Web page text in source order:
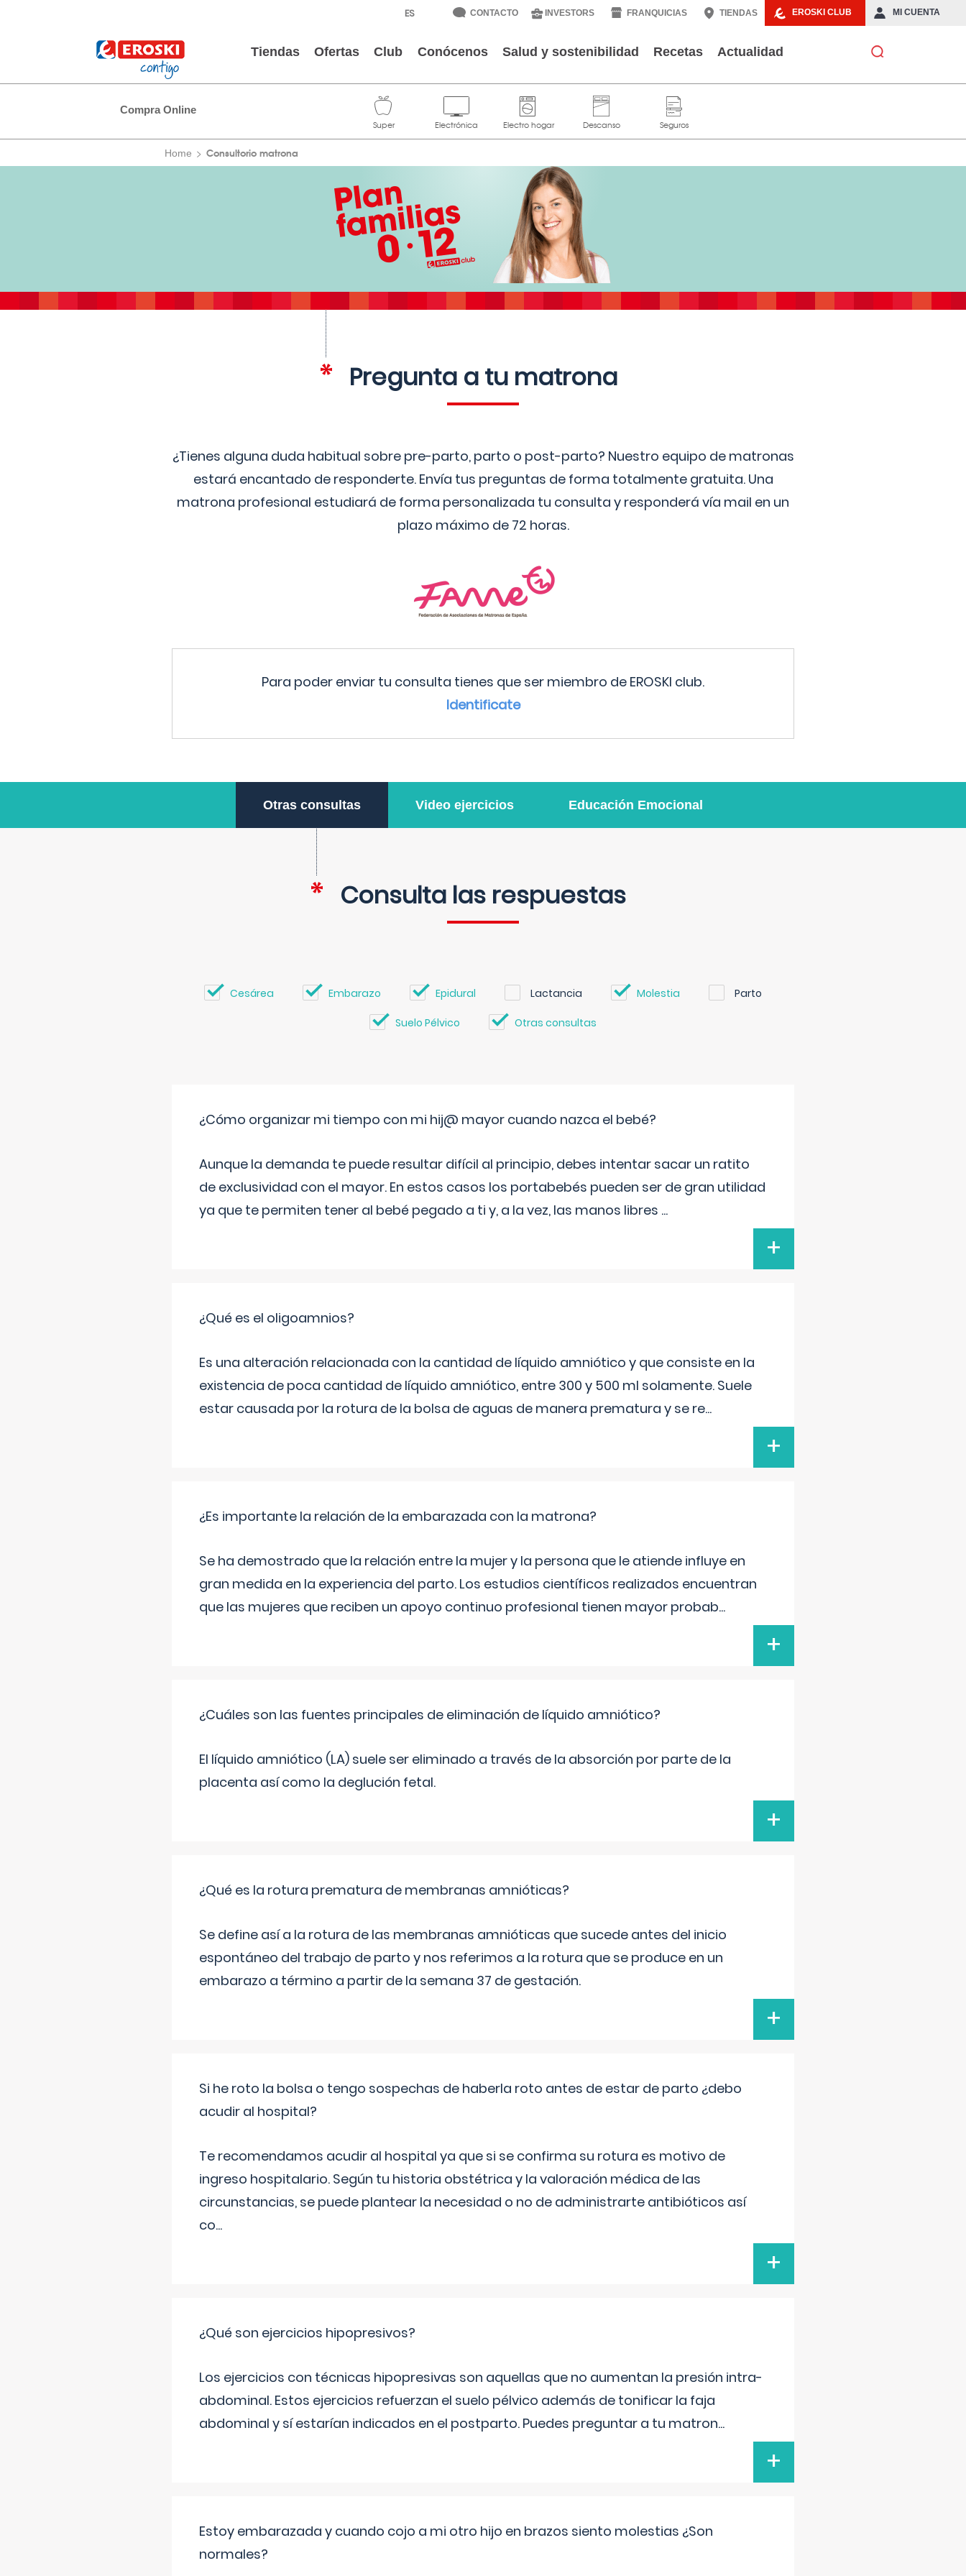
EROSKI CLUB MI CUENTA
CONTACTO INVESTORS FRANQUICIAS TIENDAS
Tiendas Ofertas Club Conócenos Salud y sostenibilidad Recetas Actualidad
Compra Online
Home Consultorio matrona
Pregunta a tu matrona
¿Tienes alguna duda habitual sobre pre-parto, parto o post-parto? Nuestro equipo de matronas
estará encantado de responderte. Envía tus preguntas de forma totalmente gratuita. Una
matrona profesional estudiará de forma personalizada tu consulta y responderá vía mail en un
plazo máximo de 72 horas.
Para poder enviar tu consulta tienes que ser miembro de EROSKI club.
Identificate
Otras consultas Video ejercicios Educación Emocional
Consulta las respuestas
Cesárea Embarazo Epidural Lactancia Molestia Parto
Suelo Pélvico Otras consultas
¿Cómo organizar mi tiempo con mi hij@ mayor cuando nazca el bebé?
Aunque la demanda te puede resultar difícil al principio, debes intentar sacar un ratito
de exclusividad con el mayor. En estos casos los portabebés pueden ser de gran utilidad
ya que te permiten tener al bebé pegado a ti y, a la vez, las manos libres ...
+
¿Qué es el oligoamnios?
Es una alteración relacionada con la cantidad de líquido amniótico y que consiste en la
existencia de poca cantidad de líquido amniótico, entre 300 y 500 ml solamente. Suele
estar causada por la rotura de la bolsa de aguas de manera prematura y se re...
+
¿Es importante la relación de la embarazada con la matrona?
Se ha demostrado que la relación entre la mujer y la persona que le atiende influye en
gran medida en la experiencia del parto. Los estudios científicos realizados encuentran
que las mujeres que reciben un apoyo continuo profesional tienen mayor probab...
+
¿Cuáles son las fuentes principales de eliminación de líquido amniótico?
El líquido amniótico (LA) suele ser eliminado a través de la absorción por parte de la
placenta así como la deglución fetal.
+
¿Qué es la rotura prematura de membranas amnióticas?
Se define así a la rotura de las membranas amnióticas que sucede antes del inicio
espontáneo del trabajo de parto y nos referimos a la rotura que se produce en un
embarazo a término a partir de la semana 37 de gestación.
+
Si he roto la bolsa o tengo sospechas de haberla roto antes de estar de parto ¿debo
acudir al hospital?
Te recomendamos acudir al hospital ya que si se confirma su rotura es motivo de
ingreso hospitalario. Según tu historia obstétrica y la valoración médica de las
circunstancias, se puede plantear la necesidad o no de administrarte antibióticos así
co...
+
¿Qué son ejercicios hipopresivos?
Los ejercicios con técnicas hipopresivas son aquellas que no aumentan la presión intra-
abdominal. Estos ejercicios refuerzan el suelo pélvico además de tonificar la faja
abdominal y sí estarían indicados en el postparto. Puedes preguntar a tu matron...
+
Estoy embarazada y cuando cojo a mi otro hijo en brazos siento molestias ¿Son
normales?